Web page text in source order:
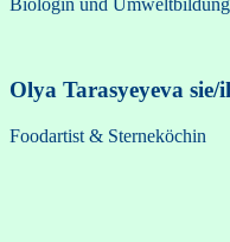
Olya Tarasyeyeva sie/
Foodartist & Sterneköchin